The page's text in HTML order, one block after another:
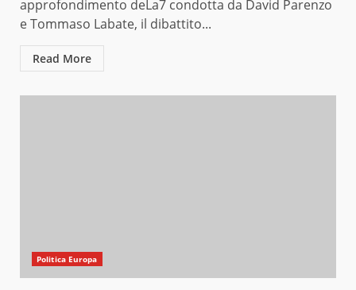
approfondimento deLa7 condotta da David Parenzo
e Tommaso Labate, il dibattito...
Read More
Politica Europa